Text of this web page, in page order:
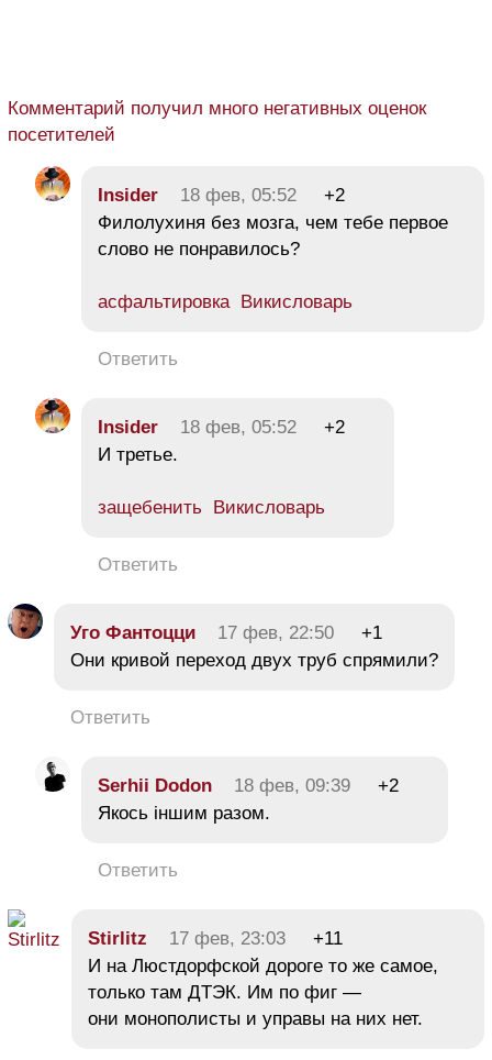
Комментарий получил много негативных оценок
посетителей
Insider 18 фев, 05:52
+2
Филолухиня без мозга, чем тебе первое
слово не понравилось?
асфальтировка Викисловарь
Ответить
Insider 18 фев, 05:52
+2
И третье.
защебенить Викисловарь
Ответить
Уго Фантоцци 17 фев, 22:50
+1
Они кривой переход двух труб спрямили?
Ответить
Serhii Dodon 18 фев, 09:39
+2
Якось іншим разом.
Ответить
Stirlitz 17 фев, 23:03
+11
И на Люстдорфской дороге то же самое,
только там ДТЭК. Им по фиг —
они монополисты и управы на них нет.